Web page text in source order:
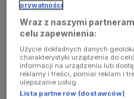
console for
more
information)
prywatności
Wraz z naszymi
celu zapewnienia:
Użycie dokładnych danych
charakterystyki urządzenia do
informacji na urządzeniu lub
reklamy i treści, pomiar reklam i
ulepszanie usług.
Lista partnerów (dostawców)